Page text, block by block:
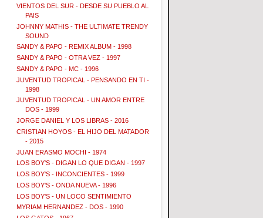
VIENTOS DEL SUR - DESDE SU PUEBLO AL
PAIS
JOHNNY MATHIS - THE ULTIMATE TRENDY
SOUND
SANDY & PAPO - REMIX ALBUM - 1998
SANDY & PAPO - OTRA VEZ - 1997
SANDY & PAPO - MC - 1996
JUVENTUD TROPICAL - PENSANDO EN TI -
1998
JUVENTUD TROPICAL - UN AMOR ENTRE
DOS - 1999
JORGE DANIEL Y LOS LIBRAS - 2016
CRISTIAN HOYOS - EL HIJO DEL MATADOR
- 2015
JUAN ERASMO MOCHI - 1974
LOS BOY'S - DIGAN LO QUE DIGAN - 1997
LOS BOY'S - INCONCIENTES - 1999
LOS BOY'S - ONDA NUEVA - 1996
LOS BOY'S - UN LOCO SENTIMIENTO
MYRIAM HERNANDEZ - DOS - 1990